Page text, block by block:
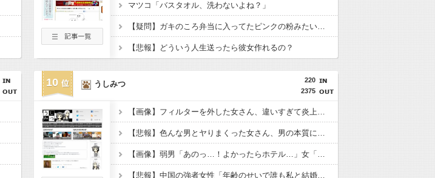
マツコ「バスタオル、洗わないよね？」
【疑問】ガキのころ弁当に入ってたピンクの粉みたいな食い物
【悲報】どういう人生送ったら彼女作れるの？
10
220
2375
うしみつ
【画像】フィルターを外した女さん、違いすぎて炎上してしまうｗｗｗｗｗｗｗｗｗｗｗ
【悲報】色んな男とヤりまくった女さん、男の本質に気付く⇒ｗｗ
【画像】弱男「あのっ…！よかったらホテル…」女「ぷっｗｗｗｗｗ」⇒
【悲報】中国の強者女性「年齢のせいで誰も私と結婚してくれない」⇒！！